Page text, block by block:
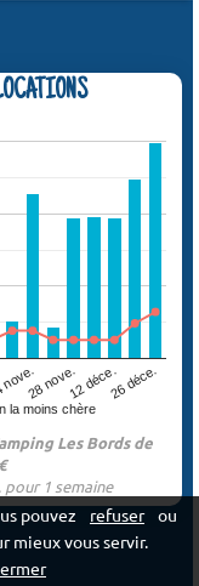
la moins chère
28 nove.12 déce.26 déce.
Les Bords de
1 semaine
pouvez refuser
ou
mieux vous servir.